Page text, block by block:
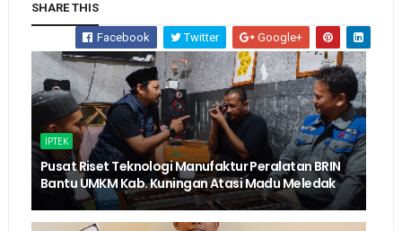
SHARE THIS
Facebook Twitter Google+
IPTEK
Pusat Riset Teknologi Manufaktur Peralatan BRIN
Bantu UMKM Kab. Kuningan Atasi Madu Meledak